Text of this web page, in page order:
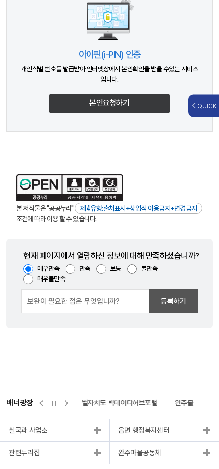
아이핀(i-PIN) 인증
개인식별 번호를 발급받아 인터넷상에서 본인확인을 받을 수있는 서비스
입니다.
본인요청하기
본 저작물은 "공공누리"
제4유형:출처표시+상업적 이용금지+변경금지
조건에 따라 이용 할 수 있습니다.
현재 페이지에서 열람하신 정보에 대해 만족하셨습니까?
매우만족 만족 보통
불만족
매우불만족
등록하기
QUICK
배너광장
터 위택스 전북특별자치도 빅데이터허브포털 완주몰
실국과 사업소 읍면 행정복지센터
관련누리집 완주마을공동체